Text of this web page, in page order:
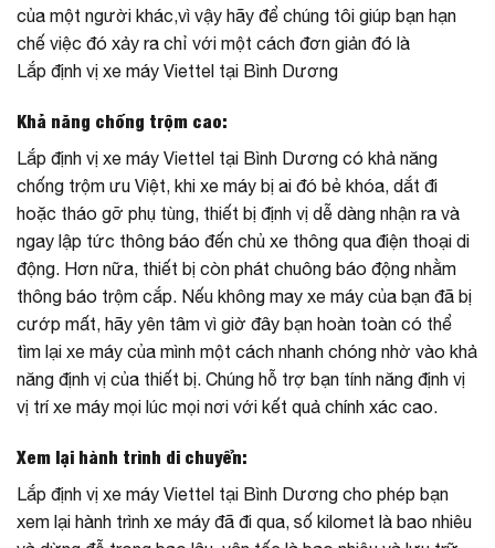
của một người khác,vì vậy hãy để chúng tôi giúp bạn hạn
chế việc đó xảy ra chỉ với một cách đơn giản đó là
Lắp định vị xe máy Viettel tại Bình Dương
Khả năng chống trộm cao:
Lắp định vị xe máy Viettel tại Bình Dương có khả năng
chống trộm ưu Việt, khi xe máy bị ai đó bẻ khóa, dắt đi
hoặc tháo gỡ phụ tùng, thiết bị định vị dễ dàng nhận ra và
ngay lập tức thông báo đến chủ xe thông qua điện thoại di
động. Hơn nữa, thiết bị còn phát chuông báo động nhằm
thông báo trộm cắp. Nếu không may xe máy của bạn đã bị
cướp mất, hãy yên tâm vì giờ đây bạn hoàn toàn có thể
tìm lại xe máy của mình một cách nhanh chóng nhờ vào khả
năng định vị của thiết bị. Chúng hỗ trợ bạn tính năng định vị
vị trí xe máy mọi lúc mọi nơi với kết quả chính xác cao.
Xem lại hành trình di chuyển:
Lắp định vị xe máy Viettel tại Bình Dương cho phép bạn
xem lại hành trình xe máy đã đi qua, số kilomet là bao nhiêu